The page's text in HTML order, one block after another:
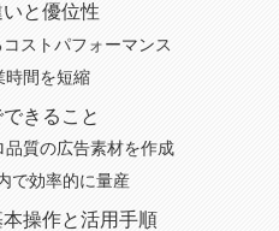
と優位性
ストパフォーマンス
時間を短縮
きること
質の広告素材を作成
で効率的に量産
操作と活用手順